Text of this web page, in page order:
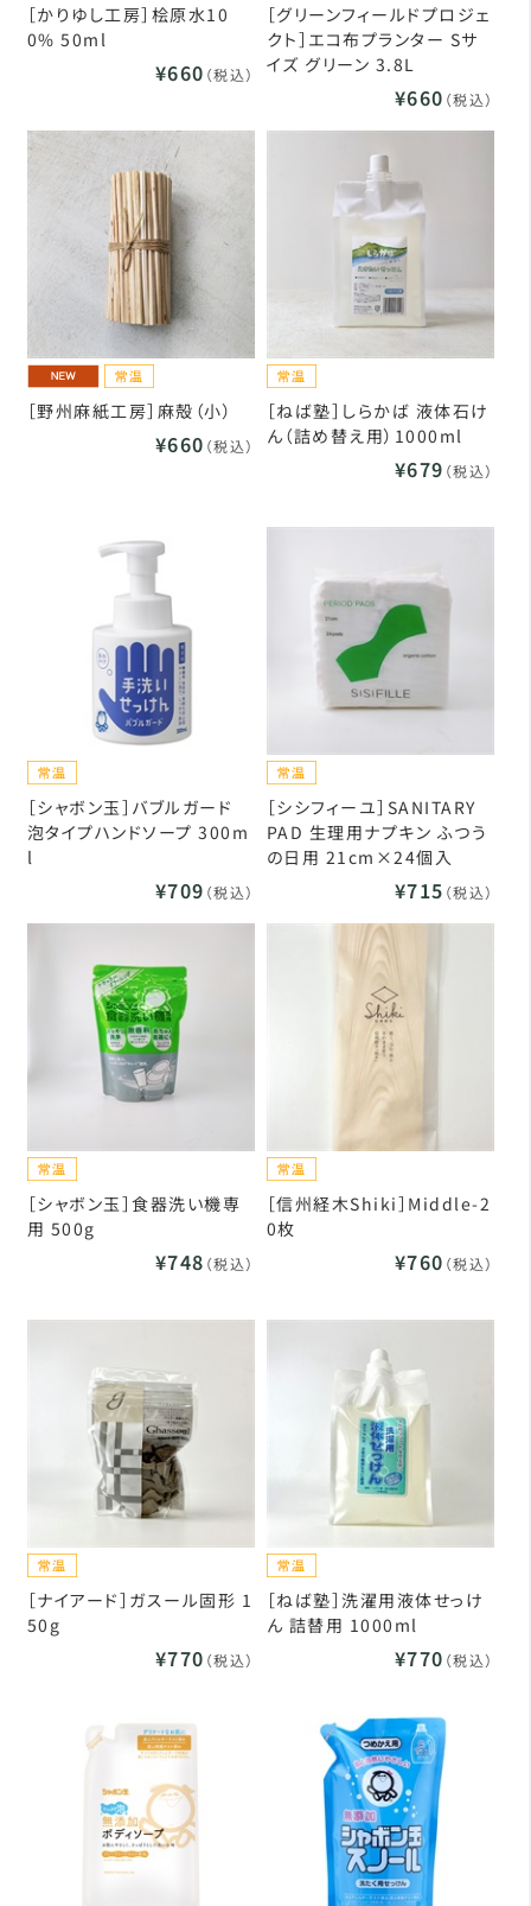
［かりゆし工房］桧原水10
0% 50ml
¥660 （税込）
［グリーンフィールドプロジェ
クト］エコ布プランター Sサ
イズ グリーン 3.8L
¥660 （税込）
［野州麻紙工房］麻殻（小）
¥660 （税込）
［ねば塾］しらかば 液体石け
ん（詰め替え用）1000ml
¥679 （税込）
［シャボン玉］バブルガード
泡タイプハンドソープ 300m
l
¥709 （税込）
［シシフィーユ］SANITARY
PAD 生理用ナプキン ふつう
の日用 21cm×24個入
¥715 （税込）
［シャボン玉］食器洗い機専
用 500g
¥748 （税込）
［信州経木Shiki］Middle-2
0枚
¥760 （税込）
［ナイアード］ガスール固形 1
50g
¥770 （税込）
［ねば塾］洗濯用液体せっけ
ん 詰替用 1000ml
¥770 （税込）